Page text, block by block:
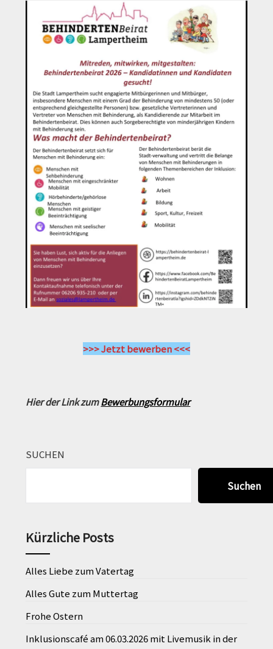
>>> Jetzt bewerben <<<
Hier der Link zumBewerbungsformular
SUCHEN
Suchen
Kürzliche Posts
Alles Liebe zum Vatertag
Alles Gute zum Muttertag
Frohe Ostern
Inklusionscafé am 06.03.2026 mit Livemusik in der